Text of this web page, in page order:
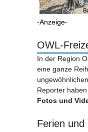
-Anzeige-
OWL-
In der Region
eine ganze
ungewöhnlichen
Reporter
Fotos und
Ferien und